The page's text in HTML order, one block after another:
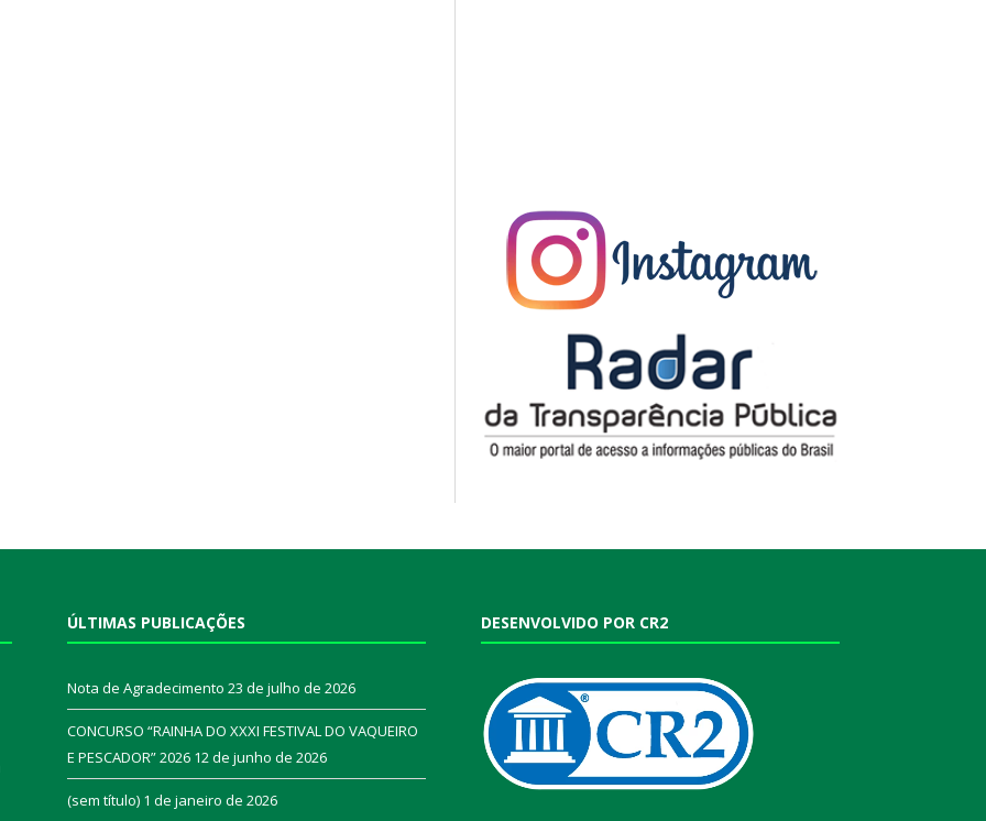
ÚLTIMAS PUBLICAÇÕES
Nota de Agradecimento 23 de julho de 2026
CONCURSO “RAINHA DO XXXI FESTIVAL DO VAQUEIRO
E PESCADOR” 2026 12 de junho de 2026
(sem título) 1 de janeiro de 2026
DESENVOLVIDO POR CR2